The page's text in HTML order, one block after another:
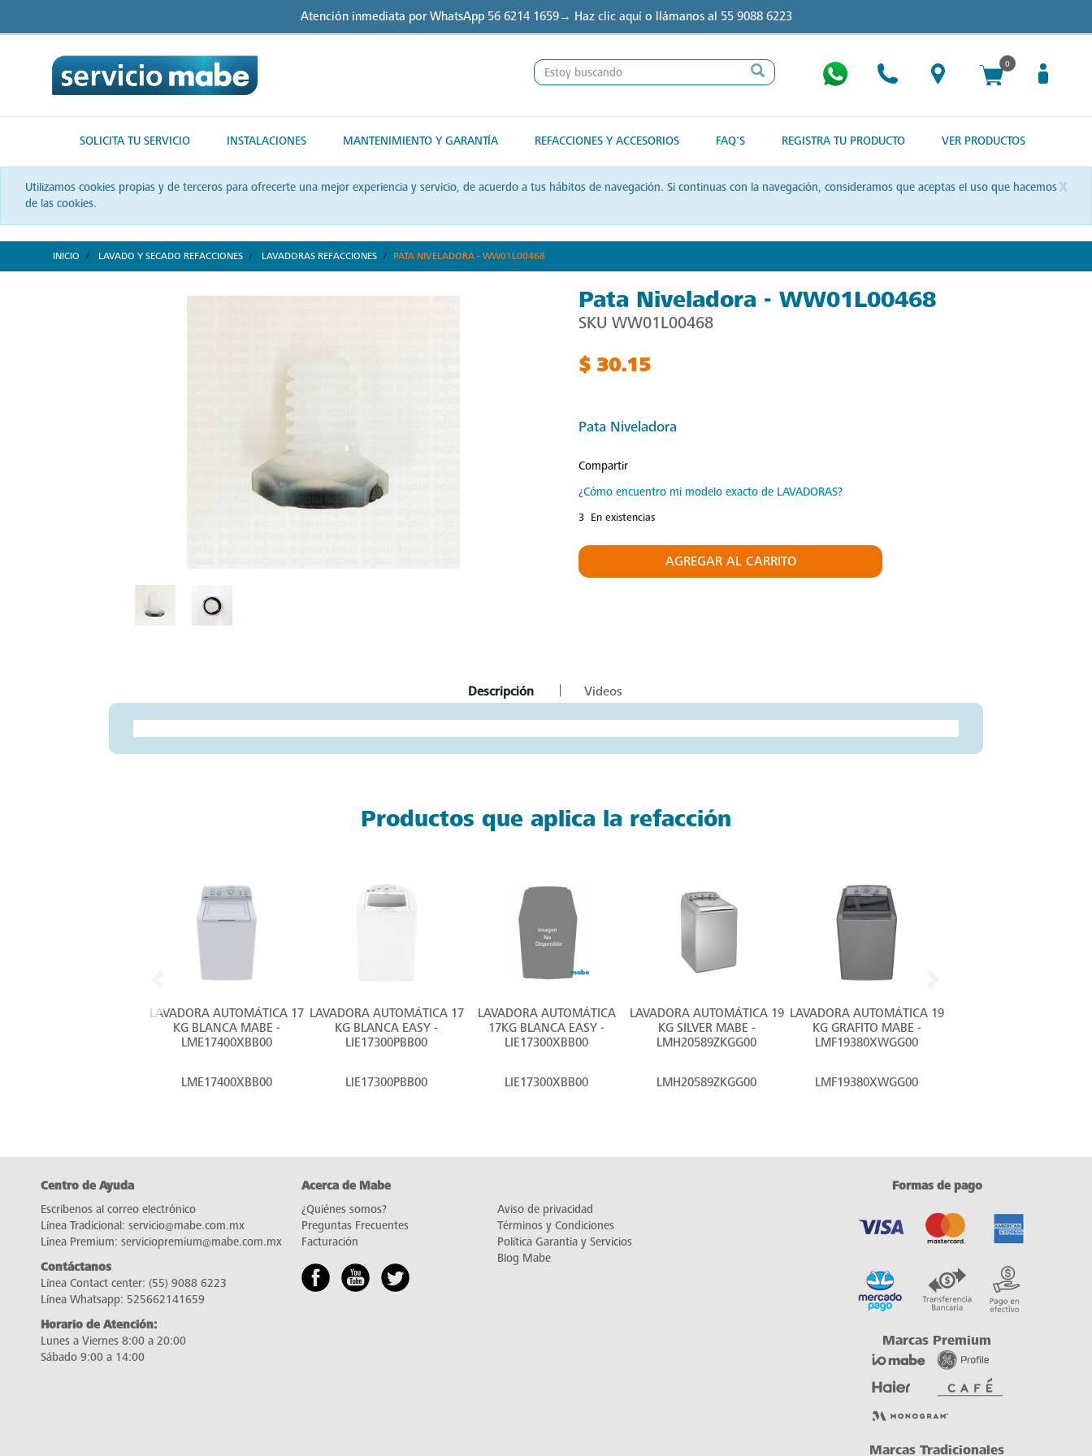
Atención inmediata por WhatsApp 56 6214 1659→ Haz clic aquío llámanos al 55 9088 6223
0
SOLICITA TU SERVICIO INSTALACIONES MANTENIMIENTO Y GARANTÍA REFACCIONES Y ACCESORIOS FAQ'S REGISTRA TU PRODUCTO VER PRODUCTOS
x
Utilizamos cookies propias y de terceros para ofrecerte una mejor experiencia y servicio, de acuerdo a tus hábitos de navegación. Si continuas con la navegación, consideramos que aceptas el uso que hacemos
de las cookies.
INICIO LAVADO Y SECADO REFACCIONES LAVADORAS REFACCIONES PATA NIVELADORA - WW01L00468
Pata Niveladora - WW01L00468
SKU WW01L00468
$ 30.15
Pata Niveladora
Compartir
¿Cómo encuentro mi modelo exacto de LAVADORAS?
3 En existencias
AGREGAR AL CARRITO
current
Descripción Videos
Productos que aplica la refacción
LAVADORA AUTOMÁTICA 17
KG BLANCA MABE -
LME17400XBB00
LME17400XBB00
LAVADORA AUTOMÁTICA 17
KG BLANCA EASY -
LIE17300PBB00
LIE17300PBB00
LAVADORA AUTOMÁTICA
17KG BLANCA EASY -
LIE17300XBB00
LIE17300XBB00
LAVADORA AUTOMÁTICA 19
KG SILVER MABE -
LMH20589ZKGG00
LMH20589ZKGG00
LAVADORA AUTOMÁTICA 19
KG GRAFITO MABE -
LMF19380XWGG00
LMF19380XWGG00
Centro de Ayuda
Escríbenos al correo electrónico
Línea Tradicional: servicio@mabe.com.mx
Línea Premium: serviciopremium@mabe.com.mx
Contáctanos
Línea Contact center: (55) 9088 6223
Línea Whatsapp: 525662141659
Horario de Atención:
Lunes a Viernes 8:00 a 20:00
Sábado 9:00 a 14:00
Acerca de Mabe
¿Quiénes somos?
Preguntas Frecuentes
Facturación
Aviso de privacidad
Términos y Condiciones
Política Garantía y Servicios
Blog Mabe
Formas de pago